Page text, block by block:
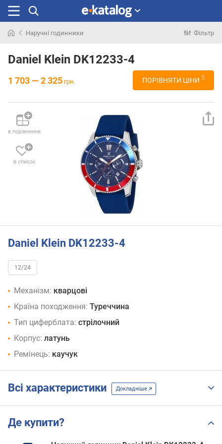
раніше
Наручні годинники Фільтр
Daniel Klein DK12233-4
1 703 — 2 325 грн. ПОРІВНЯТИ ЦІНИ 5
в порівняння
в список
Daniel Klein DK12233-4
12/24
Механізм: кварцові
Країна походження: Туреччина
Тип циферблата: стрілочний
Корпус: латунь
Ремінець: каучук
Всі характеристики Докладніше
Де купити?